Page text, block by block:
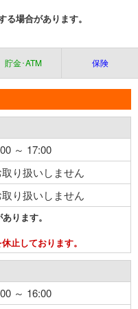
場合があります。
貯金･ATM 保険
～ 17:00
取り扱いしません
取り扱いしません
ります。
止しております。
～ 16:00